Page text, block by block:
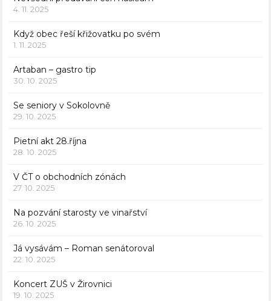
4. 11. 2025
Když obec řeší křižovatku po svém
1. 11. 2025
Artaban – gastro tip
30. 10. 2025
Se seniory v Sokolovně
29. 10. 2025
Pietní akt 28.října
28. 10. 2025
V ČT o obchodních zónách
27. 10. 2025
Na pozvání starosty ve vinařství
26. 10. 2025
Já vysávám – Roman senátoroval
22. 10. 2025
Koncert ZUŠ v Žirovnici
19. 10. 2025